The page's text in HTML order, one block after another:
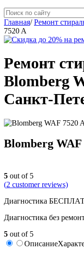
Главная/Ремонт
7520 A
Ремонт
Blomberg
Санкт-
Blomberg WAF
5 out of 5
(2 customer reviews)
Диагностика
Диагностика без
5 out of 5
Описание